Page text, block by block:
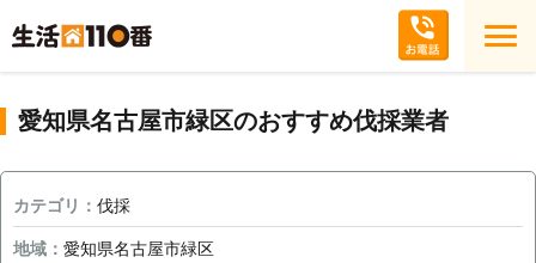
愛知県名古屋市緑区のおすすめ伐採業者
カテゴリ： 伐採
地域： 愛知県名古屋市緑区